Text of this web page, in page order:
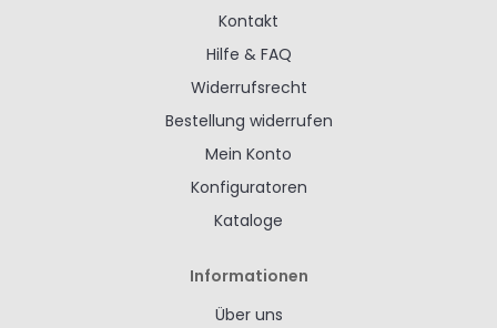
Kontakt
Hilfe & FAQ
Widerrufsrecht
Bestellung widerrufen
Mein Konto
Konfiguratoren
Kataloge
Informationen
Über uns